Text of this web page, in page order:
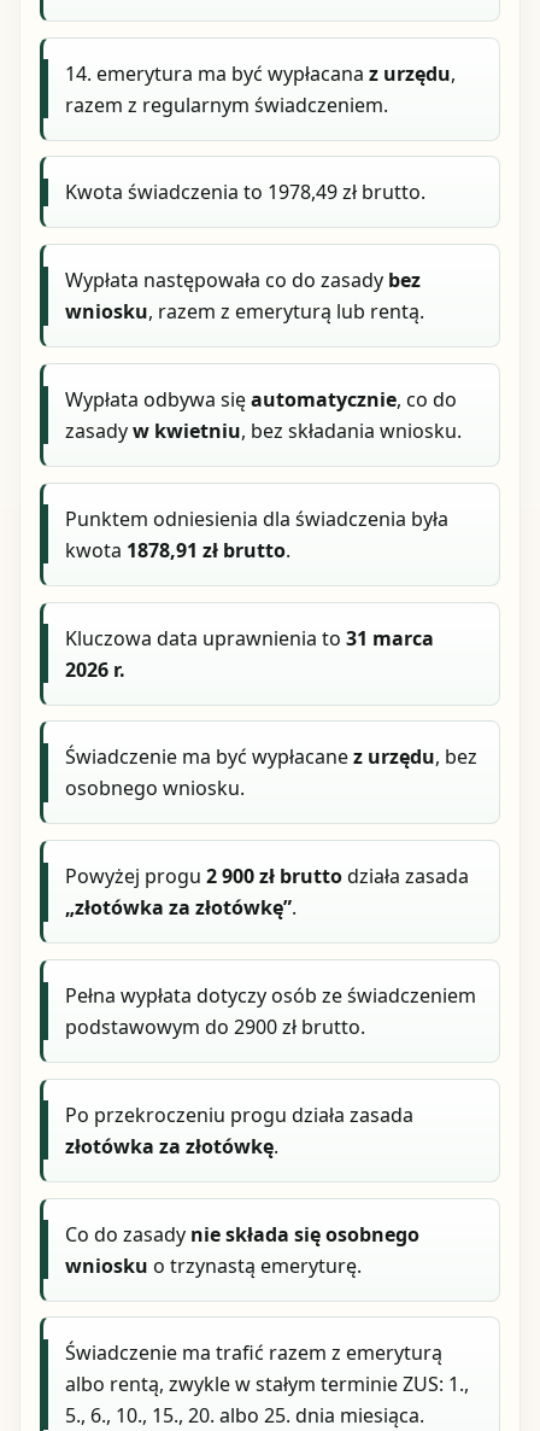
14. emerytura ma być wypłacanaz urzędu,
razem z regularnym świadczeniem.
Kwota świadczenia to 1978,49 zł brutto.
Wypłata następowała co do zasady bez
wniosku, razem z emeryturą lub rentą.
Wypłata odbywa sięautomatycznie, co do
zasadyw kwietniu, bez składania wniosku.
Punktem odniesienia dla świadczenia była
kwota 1878,91 zł brutto.
Kluczowa data uprawnienia to31 marca
2026 r.
Świadczenie ma być wypłacanez urzędu, bez
osobnego wniosku.
Powyżej progu2 900 zł bruttodziała zasada
„złotówka za złotówkę”.
Pełna wypłata dotyczy osób ze świadczeniem
podstawowym do 2900 zł brutto.
Po przekroczeniu progu działa zasada
złotówka za złotówkę.
Co do zasady nie składa się osobnego
wniosku o trzynastą emeryturę.
Świadczenie ma trafić razem z emeryturą
albo rentą, zwykle w stałym terminie ZUS: 1.,
5., 6., 10., 15., 20. albo 25. dnia miesiąca.